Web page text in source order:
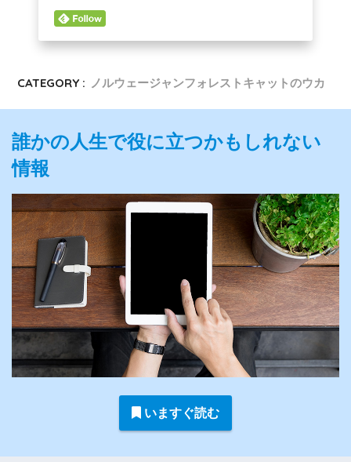
CATEGORY : ノルウェージャンフォレストキャットのウカ
誰かの人生で役に立つかもしれない
情報
いますぐ読む